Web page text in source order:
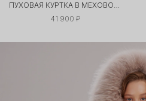
ПУХОВАЯ КУРТКА В МЕХОВОЙ ОПРАВЕ
41 900 ₽